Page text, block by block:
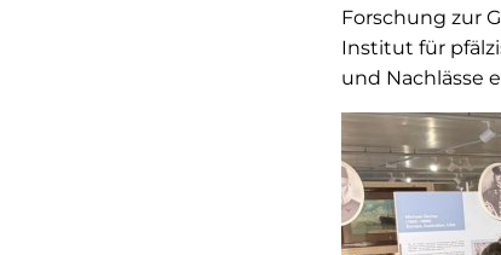
Forschung zur
Institut für
und Nachlässe